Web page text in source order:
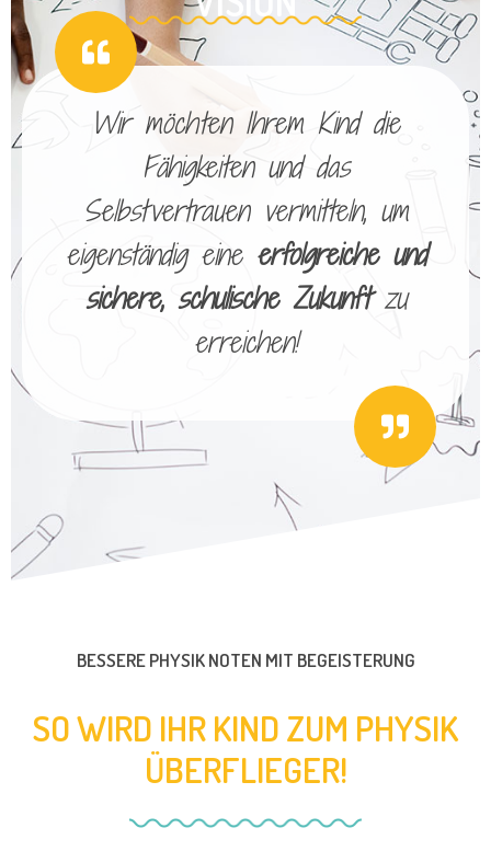
Wir möchten Ihrem Kind die
Fähigkeiten und das
Selbstvertrauen vermitteln, um
eigenständig eine erfolgreiche und
sichere, schulische Zukunftzu
erreichen!
BESSERE PHYSIK NOTEN MIT BEGEISTERUNG
SO WIRD IHR KIND ZUM PHYSIK
ÜBERFLIEGER!